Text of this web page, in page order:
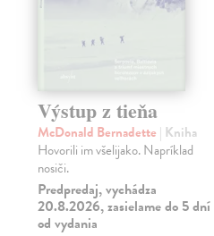
Výstup z tieňa
McDonald Bernadette | Kniha
Hovorili im všelijako. Napríklad
nosiči.
Predpredaj, vychádza
20.8.2026, zasielame do 5 dní
od vydania